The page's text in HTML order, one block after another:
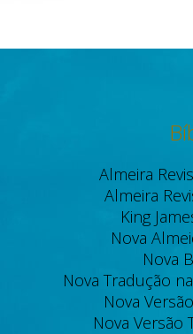
Almeira
Almeira
King
Nova
Nova
Nova Tradução
Nova
Nova Versão